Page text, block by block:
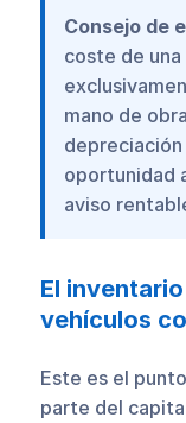
Consejo de
coste de
mano de
oportunidad
aviso
El
vehículos
Este es el
parte del